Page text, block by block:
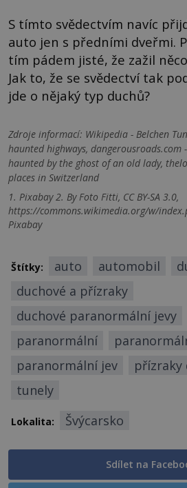
S tímto svědectvím navíc
auto jen s předními dveřmi.
tím pádem jisté, že zažil
Jak to, že se svědectví tak
jde o nějaký typ duchů?
Zdroje informací: Wikipedia - Belchen
haunted highways, dangerousroads.com
haunted by the ghost of an old lady,
places in Switzerland
1. Pixabay 2. By Foto Fitti, CC BY-SA 3.0,
https://commons.wikimedia.org/w/
Pixabay
Štítky: auto automobil
duchové a přízraky
duchové paranormální jevy
paranormální
paranormální jev
přízraky
tunely
Lokalita: Švýcarsko
Sdílet na